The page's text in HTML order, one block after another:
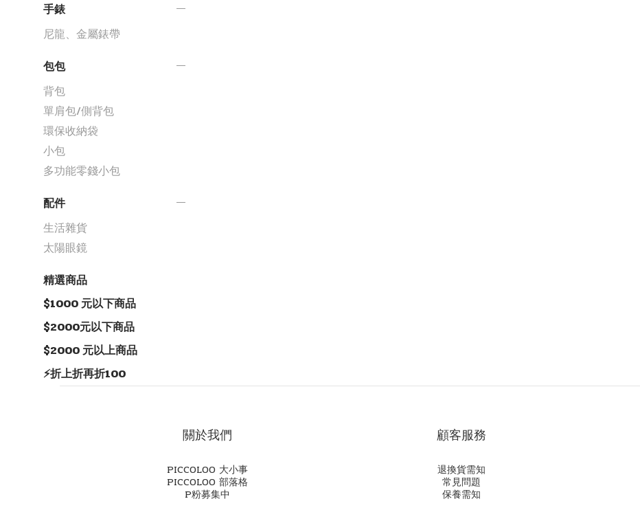
手錶
尼龍、金屬錶帶
包包
背包
單肩包/側背包
環保收納袋
小包
多功能零錢小包
配件
生活雜貨
太陽眼鏡
精選商品
$1000 元以下商品
$2000元以下商品
$2000 元以上商品
⚡️折上折再折100
關於我們
PICCOLOO 大小事
PICCOLOO 部落格
P粉募集中
顧客服務
退換貨需知
常見問題
保養需知